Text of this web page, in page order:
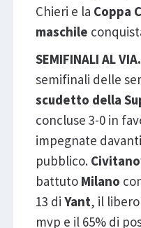
Chieri e la Coppa
maschile
SEMIFINALI AL VIA.
semifinali delle
scudetto della
concluse 3-0 in
impegnate
pubblico.
battuto Milano
13 di Yant, il libero
mvp e il 65% di